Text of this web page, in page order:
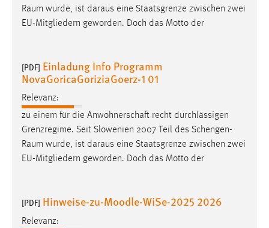
Raum wurde, ist daraus eine Staatsgrenze zwischen zwei
EU-Mitgliedern geworden. Doch das Motto der
[PDF] Einladung Info Programm
NovaGoricaGoriziaGoerz-1 01
Relevanz:
zu einem für die Anwohnerschaft recht durchlässigen
Grenzregime. Seit Slowenien 2007 Teil des Schengen-
Raum wurde, ist daraus eine Staatsgrenze zwischen zwei
EU-Mitgliedern geworden. Doch das Motto der
[PDF] Hinweise-zu-Moodle-WiSe-2025 2026
Relevanz: